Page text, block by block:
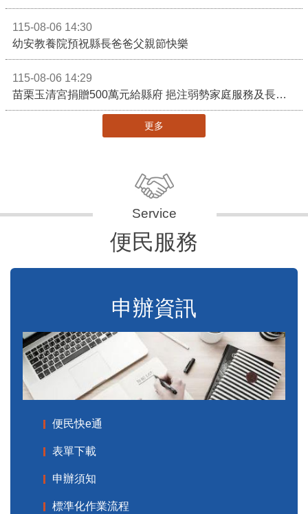
115-08-06 14:30
幼安教養院預祝縣長爸爸父親節快樂
115-08-06 14:29
苗栗玉清宮捐贈500萬元給縣府 挹注弱勢家庭服務及長照醫療資源
更多
便民服務
申辦資訊
便民快e通
表單下載
申辦須知
標準化作業流程